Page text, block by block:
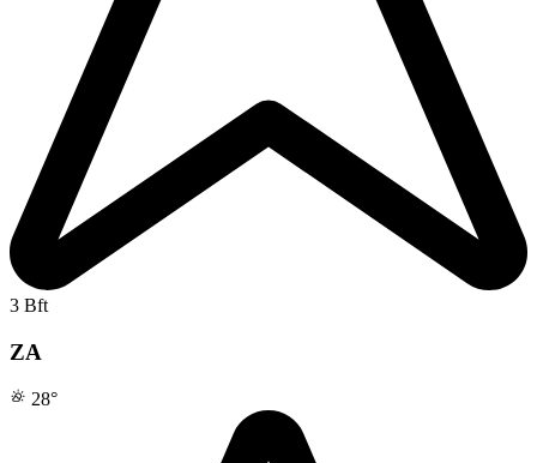
3 Bft
ZA
28°